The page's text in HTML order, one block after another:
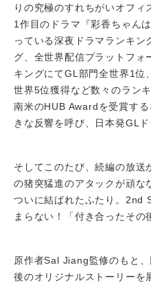
りの究極のすれちがいオフィ
1作目のドラマ『彩香ちゃん
っている深夜ドラマランキ
グ、全世界配信プラットフ
キングにてGL部門全世界1位
世界5位獲得など数々のラン
南米のHUB Awardを受賞す
きな反響を呼び、日本発GL
そしてこのたび、続編の放送
の猪突猛進のアタックが頑な
ついに結ばれたふたり。2nd
まらない！「付き合ったその
原作者Sal Jiang監修のもと
後のオリジナルストーリーを